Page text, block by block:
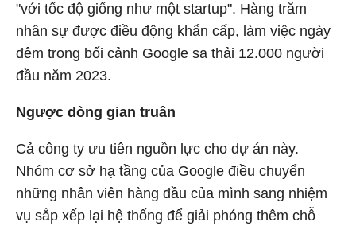
"với tốc độ giống như một startup". Hàng trăm
nhân sự được điều động khẩn cấp, làm việc ngày
đêm trong bối cảnh Google sa thải 12.000 người
đầu năm 2023.
Ngược dòng gian truân
Cả công ty ưu tiên nguồn lực cho dự án này.
Nhóm cơ sở hạ tầng của Google điều chuyển
những nhân viên hàng đầu của mình sang nhiệm
vụ sắp xếp lại hệ thống để giải phóng thêm chỗ